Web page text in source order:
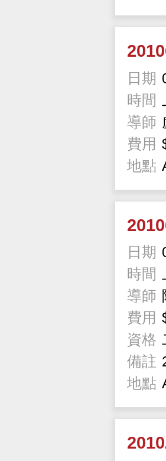
日期
時間
導師
費用
地點
日期
時間
導師
費用
資格
備註
地點